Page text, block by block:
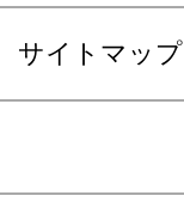
サイトマップ